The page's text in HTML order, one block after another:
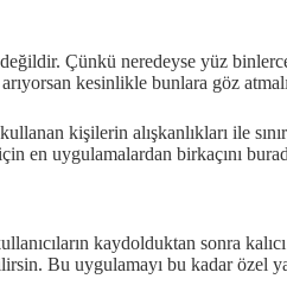
Çünkü neredeyse yüz
kesinlikle bunlara göz
kişilerin alışkanlıkları ile
en uygulamalardan birkaçını
kaydolduktan sonra
Bu uygulamayı bu kadar özel